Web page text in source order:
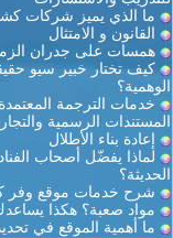
ما الذي يميز شركات
القانون و الامتثال
همسات على جدران
كيف تختار خبير سيو
الوهمية؟
خدمات الترجمة
المستندات الرسمية
إعادة بناء الأطلال
لماذا يفضّل أصحاب
الحديثة؟
شرح خدمات موقع وفر
مواد صعبة؟ هكذا
ما أهمية الموقع في